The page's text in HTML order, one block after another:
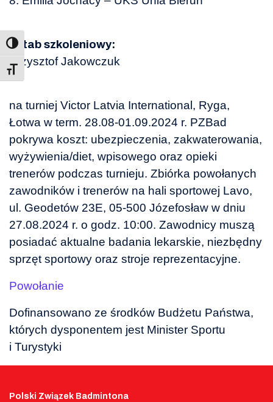
Toggle Font size
Sztab szkoleniowy:
Krzysztof Jakowczuk
na turniej Victor Latvia International, Ryga,
Łotwa w term. 28.08-01.09.2024 r. PZBad
pokrywa koszt: ubezpieczenia, zakwaterowania,
wyżywienia/diet, wpisowego oraz opieki
trenerów podczas turnieju. Zbiórka powołanych
zawodników i trenerów na hali sportowej Lavo,
ul. Geodetów 23E, 05-500 Józefosław w dniu
27.08.2024 r. o godz. 10:00. Zawodnicy muszą
posiadać aktualne badania lekarskie, niezbędny
sprzęt sportowy oraz stroje reprezentacyjne.
Powołanie
Dofinansowano ze środków Budżetu Państwa,
których dysponentem jest Minister Sportu
i Turystyki
Polski Związek Badmintona